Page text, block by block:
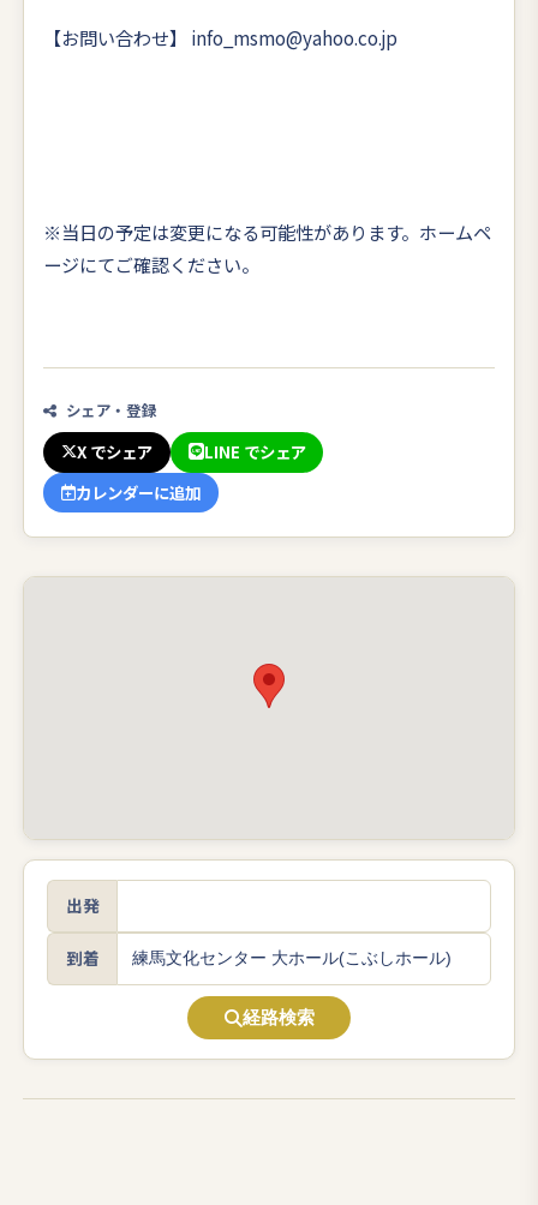
【お問い合わせ】 info_msmo@yahoo.co.jp
※当日の予定は変更になる可能性があります。ホームペ
ージにてご確認ください。
シェア・登録
X でシェア
LINE でシェア
カレンダーに追加
出発
到着
経路検索